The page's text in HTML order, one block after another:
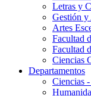
Letras y
Gestión
Artes
Facultad
Facultad
Ciencias
Departamentos
Ciencias